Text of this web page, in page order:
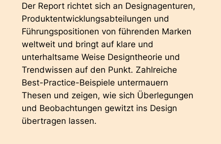
Der Report richtet sich an Designagenturen,
Produktentwicklungsabteilungen und
Führungspositionen von führenden Marken
weltweit und bringt auf klare und
unterhaltsame Weise Designtheorie und
Trendwissen auf den Punkt. Zahlreiche
Best-Practice-Beispiele untermauern
Thesen und zeigen, wie sich Überlegungen
und Beobachtungen gewitzt ins Design
übertragen lassen.